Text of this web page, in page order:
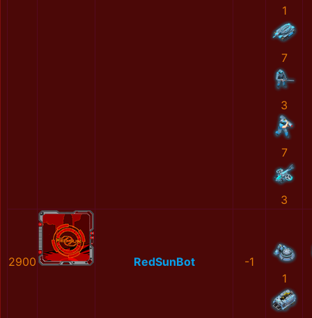
1
7
3
7
3
2900 RedSunBot
-1
1